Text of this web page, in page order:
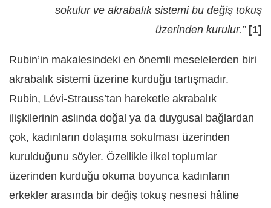
sokulur ve akrabalık sistemi bu değiş tokuş
üzerinden kurulur.” [1]
Rubin’in makalesindeki en önemli meselelerden biri
akrabalık sistemi üzerine kurduğu tartışmadır.
Rubin, Lévi-Strauss’tan hareketle akrabalık
ilişkilerinin aslında doğal ya da duygusal bağlardan
çok, kadınların dolaşıma sokulması üzerinden
kurulduğunu söyler. Özellikle ilkel toplumlar
üzerinden kurduğu okuma boyunca kadınların
erkekler arasında bir değiş tokuş nesnesi hâline